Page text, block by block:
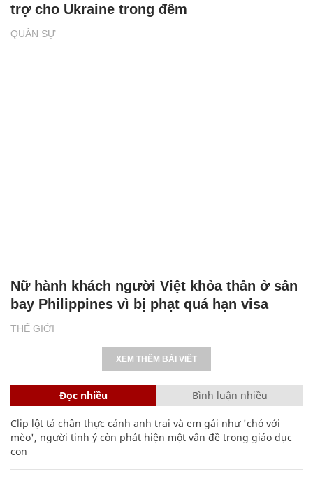
QUÂN SỰ
trợ cho Ukraine trong đêm
THẾ GIỚI
Nữ hành khách người Việt khỏa thân ở sân
bay Philippines vì bị phạt quá hạn visa
XEM THÊM BÀI VIẾT
Đọc nhiều Bình luận nhiều
Clip lột tả chân thực cảnh anh trai và em gái như 'chó với
mèo', người tinh ý còn phát hiện một vấn đề trong giáo dục
con